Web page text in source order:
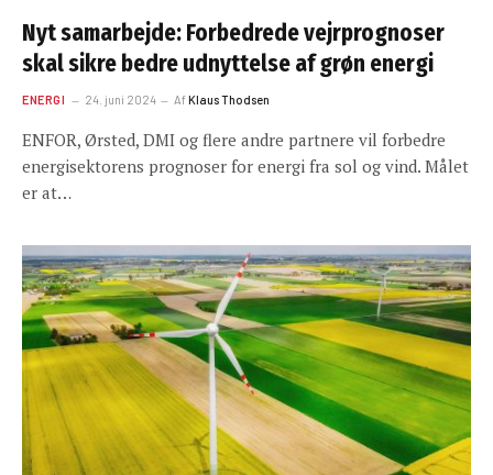
Nyt samarbejde: Forbedrede vejrprognoser
skal sikre bedre udnyttelse af grøn energi
ENERGI 24. juni 2024 AfKlaus Thodsen
ENFOR, Ørsted, DMI og flere andre partnere vil forbedre
energisektorens prognoser for energi fra sol og vind. Målet
er at…